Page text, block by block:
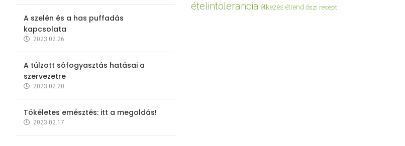
A szelén és a has puffadás
kapcsolata
2023.02.26.
A túlzott sófogyasztás hatásai a
szervezetre
2023.02.20.
Tökéletes emésztés: itt a megoldás!
2023.02.17.
ételintolerancia étkezés étrend őszi recept